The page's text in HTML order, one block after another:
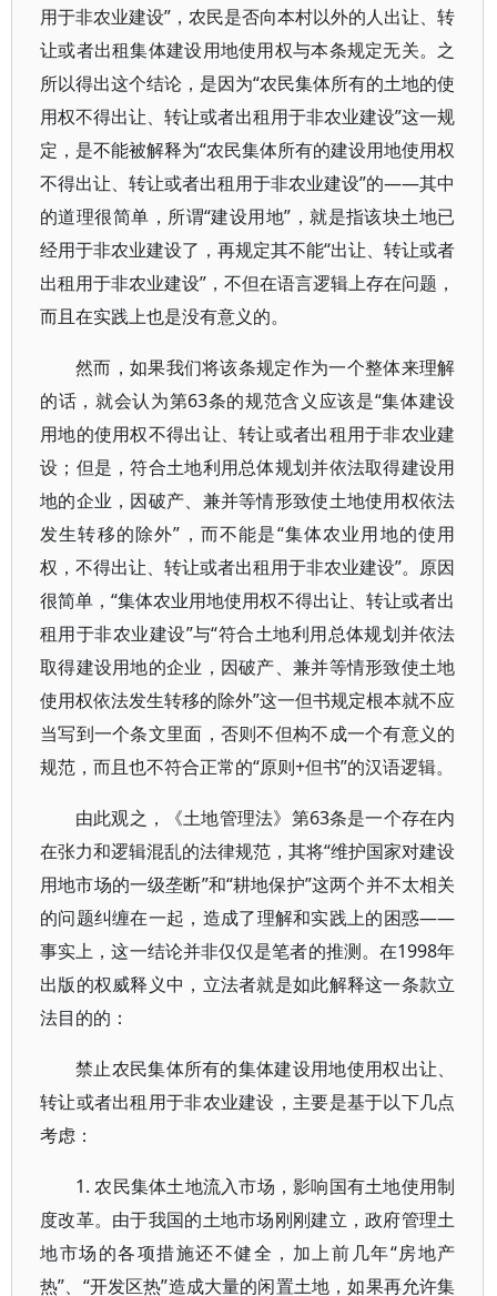
用于非农业建设”，农民是否向本村以外的人出让、转
让或者出租集体建设用地使用权与本条规定无关。之
所以得出这个结论，是因为“农民集体所有的土地的使
用权不得出让、转让或者出租用于非农业建设”这一规
定，是不能被解释为“农民集体所有的建设用地使用权
不得出让、转让或者出租用于非农业建设”的——其中
的道理很简单，所谓“建设用地”，就是指该块土地已
经用于非农业建设了，再规定其不能“出让、转让或者
出租用于非农业建设”，不但在语言逻辑上存在问题，
而且在实践上也是没有意义的。
然而，如果我们将该条规定作为一个整体来理解
的话，就会认为第63条的规范含义应该是“集体建设
用地的使用权不得出让、转让或者出租用于非农业建
设；但是，符合土地利用总体规划并依法取得建设用
地的企业，因破产、兼并等情形致使土地使用权依法
发生转移的除外”，而不能是“集体农业用地的使用
权，不得出让、转让或者出租用于非农业建设”。原因
很简单，“集体农业用地使用权不得出让、转让或者出
租用于非农业建设”与“符合土地利用总体规划并依法
取得建设用地的企业，因破产、兼并等情形致使土地
使用权依法发生转移的除外”这一但书规定根本就不应
当写到一个条文里面，否则不但构不成一个有意义的
规范，而且也不符合正常的“原则+但书”的汉语逻辑。
由此观之，《土地管理法》第63条是一个存在内
在张力和逻辑混乱的法律规范，其将“维护国家对建设
用地市场的一级垄断”和“耕地保护”这两个并不太相关
的问题纠缠在一起，造成了理解和实践上的困惑——
事实上，这一结论并非仅仅是笔者的推测。在1998年
出版的权威释义中，立法者就是如此解释这一条款立
法目的的：
禁止农民集体所有的集体建设用地使用权出让、
转让或者出租用于非农业建设，主要是基于以下几点
考虑：
1. 农民集体土地流入市场，影响国有土地使用制
度改革。由于我国的土地市场刚刚建立，政府管理土
地市场的各项措施还不健全，加上前几年“房地产
热”、“开发区热”造成大量的闲置土地，如果再允许集